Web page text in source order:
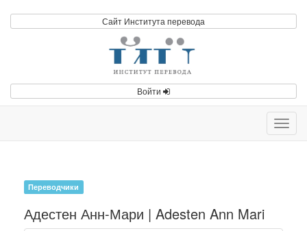
Сайт Института перевода
Войти
Переводчики
Адестен Анн-Мари | Adesten Ann Mari